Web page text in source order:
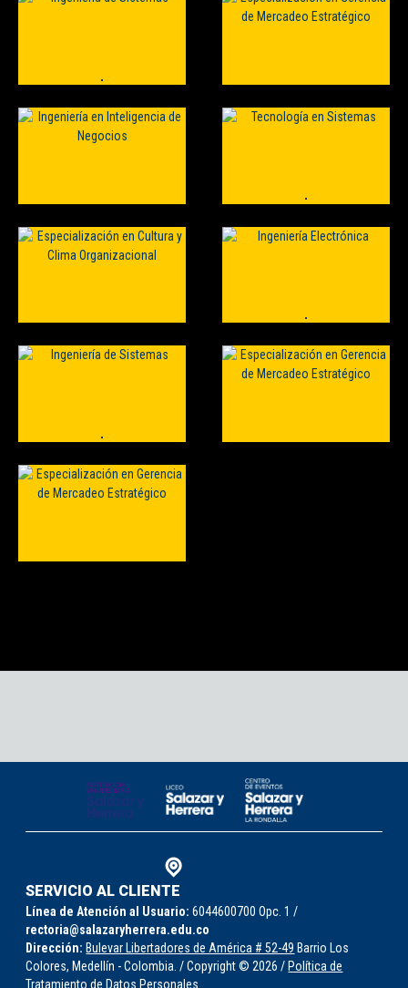
SERVICIO AL CLIENTE
Línea de Atención al Usuario: 6044600700 Opc. 1 /
rectoria@salazaryherrera.edu.co
Dirección: Bulevar Libertadores de América # 52-49 Barrio Los
Colores, Medellín - Colombia. / Copyright © 2026 /Política de
Tratamiento de Datos Personales